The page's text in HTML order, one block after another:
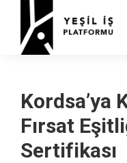
Kordsa’ya
Fırsat
Sertifikası